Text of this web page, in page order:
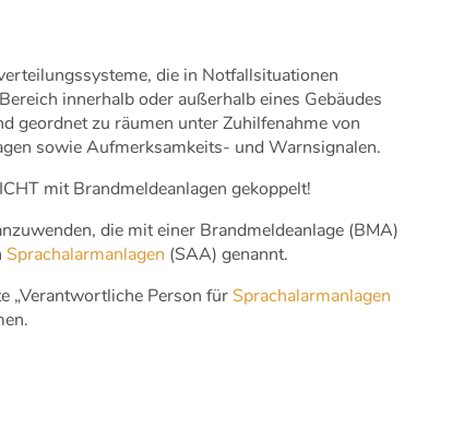
die in Notfallsituationen
innerhalb oder außerhalb eines Gebäudes
geordnet zu räumen unter Zuhilfenahme von
sowie Aufmerksamkeits- und Warnsignalen.
mit Brandmeldeanlagen gekoppelt!
die mit einer Brandmeldeanlage (BMA)
Sprachalarmanlagen (SAA) genannt.
„Verantwortliche Person fürSprachalarmanlagen